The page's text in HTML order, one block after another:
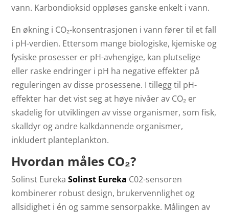
vann. Karbondioksid oppløses ganske enkelt i vann.
En økning i CO₂-konsentrasjonen i vann fører til et fall
i pH-verdien. Ettersom mange biologiske, kjemiske og
fysiske prosesser er pH-avhengige, kan plutselige
eller raske endringer i pH ha negative effekter på
reguleringen av disse prosessene. I tillegg til pH-
effekter har det vist seg at høye nivåer av CO₂ er
skadelig for utviklingen av visse organismer, som fisk,
skalldyr og andre kalkdannende organismer,
inkludert planteplankton.
Hvordan måles CO₂?
Solinst EurekaSolinst Eureka C02-sensoren
kombinerer robust design, brukervennlighet og
allsidighet i én og samme sensorpakke. Målingen av